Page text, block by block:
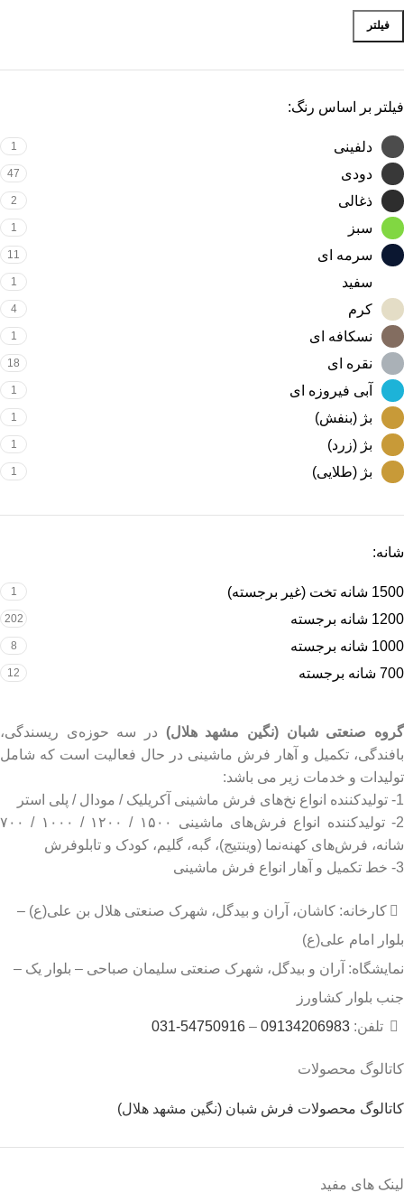
فیلتر
فیلتر بر اساس رنگ:
دلفینی 1
دودی 47
ذغالی 2
سبز 1
سرمه ای 11
سفید 1
کرم 4
نسکافه ای 1
نقره ای 18
آبی فیروزه ای 1
بژ (بنفش) 1
بژ (زرد) 1
بژ (طلایی) 1
شانه:
1500 شانه تخت (غیر برجسته) 1
1200 شانه برجسته 202
1000 شانه برجسته 8
700 شانه برجسته 12
گروه صنعتی شبان (نگین مشهد هلال) در سه حوزه‌ی ریسندگی،
بافندگی، تکمیل و آهار فرش ماشینی در حال فعالیت است که شامل
تولیدات و خدمات زیر می باشد:
1- تولیدکننده انواع نخ‌های فرش ماشینی آکریلیک / مودال / پلی استر
2- تولیدکننده انواع فرش‌های ماشینی ۱۵۰۰ / ۱۲۰۰ / ۱۰۰۰ / ۷۰۰
شانه، فرش‌های کهنه‌نما (وینتیج)، گبه، گلیم، کودک و تابلوفرش
3- خط تکمیل و آهار انواع فرش ماشینی
کارخانه: کاشان، آران و بیدگل، شهرک صنعتی هلال بن علی(ع) –
بلوار امام علی(ع)
نمایشگاه: آران و بیدگل، شهرک صنعتی سلیمان صباحی – بلوار یک –
جنب بلوار کشاورز
تلفن: 09134206983
–
54750916-031
کاتالوگ محصولات
کاتالوگ محصولات فرش شبان (نگین مشهد هلال)
لینک های مفید